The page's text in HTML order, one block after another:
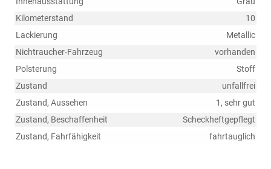
Kilometerstand
10
Lackierung
Metallic
Nichtraucher-Fahrzeug
vorhanden
Polsterung
Stoff
Zustand
unfallfrei
Zustand, Aussehen
1, sehr gut
Zustand, Beschaffenheit
Scheckheftgepflegt
Zustand, Fahrfähigkeit
fahrtauglich